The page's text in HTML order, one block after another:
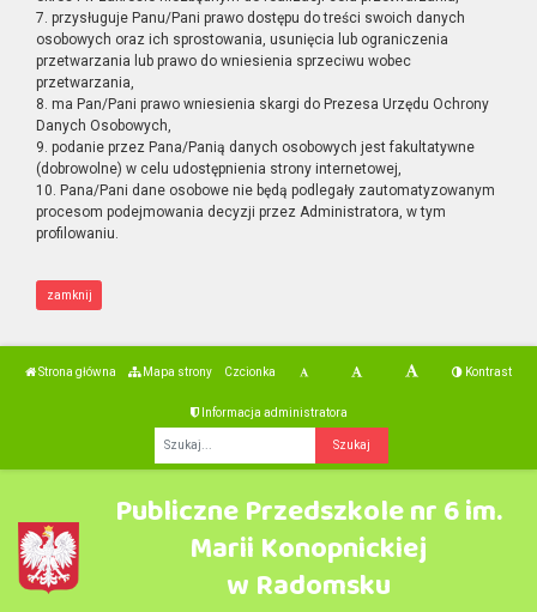
7. przysługuje Panu/Pani prawo dostępu do treści swoich danych
osobowych oraz ich sprostowania, usunięcia lub ograniczenia
przetwarzania lub prawo do wniesienia sprzeciwu wobec
przetwarzania,
8. ma Pan/Pani prawo wniesienia skargi do Prezesa Urzędu Ochrony
Danych Osobowych,
9. podanie przez Pana/Panią danych osobowych jest fakultatywne
(dobrowolne) w celu udostępnienia strony internetowej,
10. Pana/Pani dane osobowe nie będą podlegały zautomatyzowanym
procesom podejmowania decyzji przez Administratora, w tym
profilowaniu.
zamknij
Strona główna Mapa strony Czcionka Kontrast
Informacja administratora
Publiczne Przedszkole nr 6 im.
Marii Konopnickiej
w Radomsku